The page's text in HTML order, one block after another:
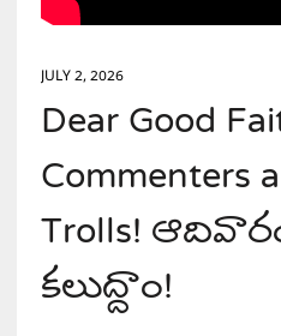
JULY 2, 2026
Dear Good
Commenters
Trolls!
కలుద్దాం!